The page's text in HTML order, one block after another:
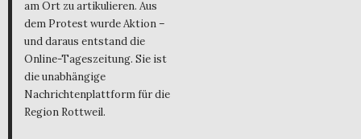
am Ort zu artikulieren. Aus
dem Protest wurde Aktion –
und daraus entstand die
Online-Tageszeitung. Sie ist
die unabhängige
Nachrichtenplattform für die
Region Rottweil.